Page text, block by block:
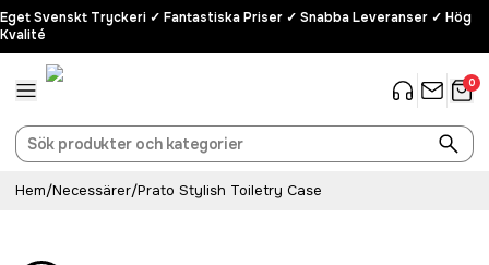
Eget Svenskt Tryckeri ✓ Fantastiska Priser ✓ Snabba Leveranser ✓ Hög
Kvalité
0
Hem/Necessärer/Prato Stylish Toiletry Case